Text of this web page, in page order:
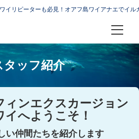
イリピーターも必見！オアフ島ワイアナエでイ
タッフ紹介
ンエクスカージョン
イへようこそ！
い仲間たちを紹介します